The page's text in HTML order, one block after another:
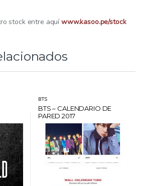
stock entre aquíwww.kasoo.pe/stock
BTS
BTS – CALENDARIO DE
PARED 2017